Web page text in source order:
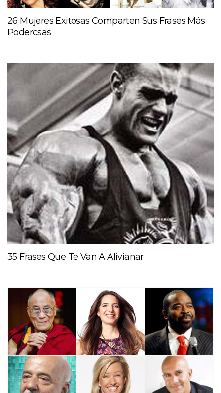
26 Mujeres Exitosas Comparten Sus Frases Más
Poderosas
35 Frases Que Te Van A Alivianar